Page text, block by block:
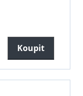
Koupit